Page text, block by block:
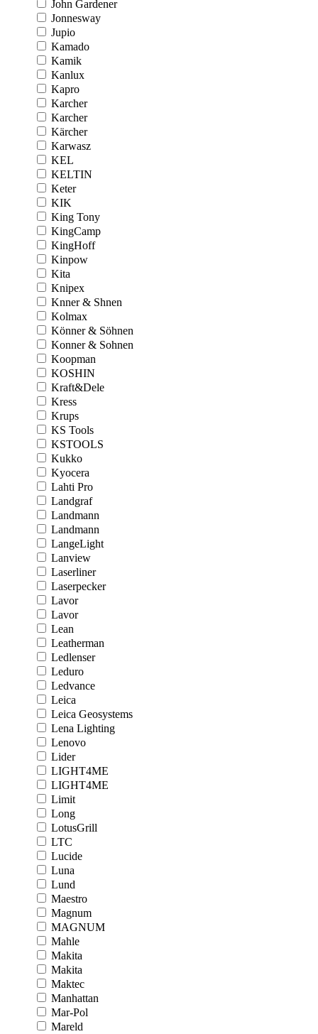
John Gardener
Jonnesway
Jupio
Kamado
Kamik
Kanlux
Kapro
Karcher
Karcher
Kärcher
Karwasz
KEL
KELTIN
Keter
KIK
King Tony
KingCamp
KingHoff
Kinpow
Kita
Knipex
Knner & Shnen
Kolmax
Könner & Söhnen
Konner & Sohnen
Koopman
KOSHIN
Kraft&Dele
Kress
Krups
KS Tools
KSTOOLS
Kukko
Kyocera
Lahti Pro
Landgraf
Landmann
Landmann
LangeLight
Lanview
Laserliner
Laserpecker
Lavor
Lavor
Lean
Leatherman
Ledlenser
Leduro
Ledvance
Leica
Leica Geosystems
Lena Lighting
Lenovo
Lider
LIGHT4ME
LIGHT4ME
Limit
Long
LotusGrill
LTC
Lucide
Luna
Lund
Maestro
Magnum
MAGNUM
Mahle
Makita
Makita
Maktec
Manhattan
Mar-Pol
Mareld